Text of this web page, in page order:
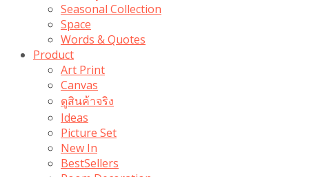
Seasonal Collection
Space
Words & Quotes
Product
Art Print
Canvas
ดูสินค้าจริง
Ideas
Picture Set
New In
BestSellers